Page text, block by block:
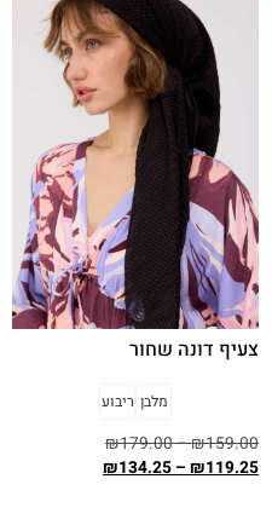
צעיף דונה שחור
מלבן ריבוע
₪159.00
–
₪179.00
₪119.25
–
₪134.25